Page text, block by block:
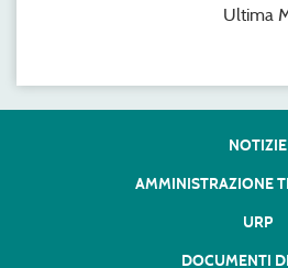
Ultima
NOTIZIE
AMMINISTRAZIONE
URP
DOCUMENTI